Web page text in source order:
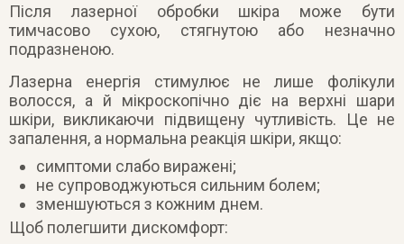
Після лазерної обробки шкіра може бути
тимчасово сухою, стягнутою або незначно
подразненою.
Лазерна енергія стимулює не лише фолікули
волосся, а й мікроскопічно діє на верхні шари
шкіри, викликаючи підвищену чутливість. Це не
запалення, а нормальна реакція шкіри, якщо:
симптоми слабо виражені;
не супроводжуються сильним болем;
зменшуються з кожним днем.
Щоб полегшити дискомфорт: